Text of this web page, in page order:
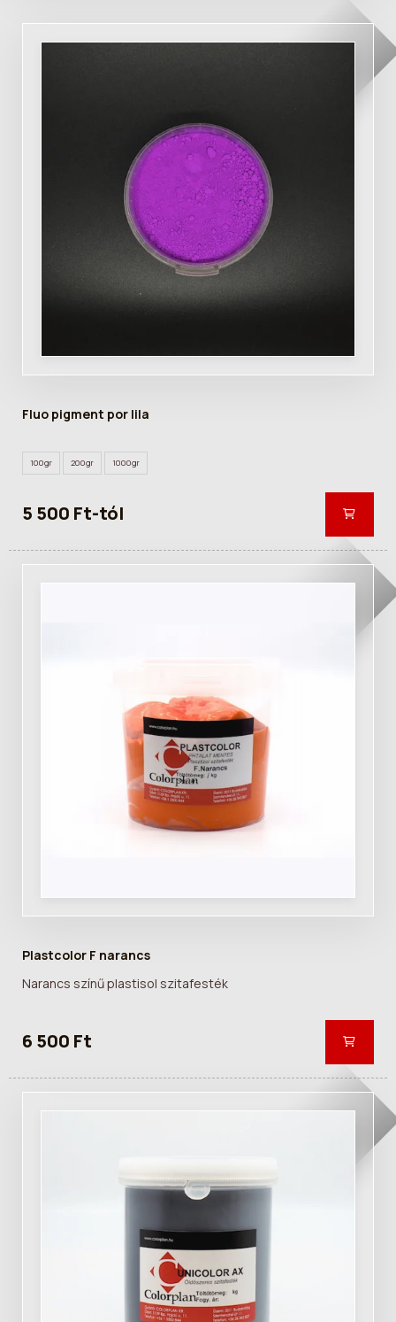
Fluo pigment por lila
100gr 200gr 1000gr
5 500 Ft-tól
Plastcolor F narancs
Narancs színű plastisol szitafesték
6 500 Ft